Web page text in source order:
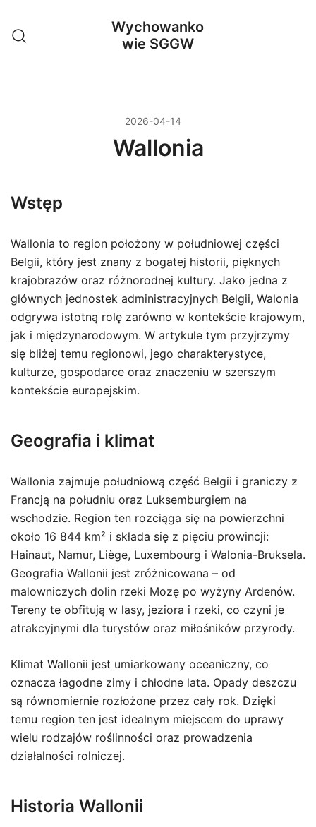
treści
Wychowanko
wie SGGW
2026-04-14
Wallonia
Wstęp
Wallonia to region położony w południowej części
Belgii, który jest znany z bogatej historii, pięknych
krajobrazów oraz różnorodnej kultury. Jako jedna z
głównych jednostek administracyjnych Belgii, Walonia
odgrywa istotną rolę zarówno w kontekście krajowym,
jak i międzynarodowym. W artykule tym przyjrzymy
się bliżej temu regionowi, jego charakterystyce,
kulturze, gospodarce oraz znaczeniu w szerszym
kontekście europejskim.
Geografia i klimat
Wallonia zajmuje południową część Belgii i graniczy z
Francją na południu oraz Luksemburgiem na
wschodzie. Region ten rozciąga się na powierzchni
około 16 844 km² i składa się z pięciu prowincji:
Hainaut, Namur, Liège, Luxembourg i Walonia-Bruksela.
Geografia Wallonii jest zróżnicowana – od
malowniczych dolin rzeki Mozę po wyżyny Ardenów.
Tereny te obfitują w lasy, jeziora i rzeki, co czyni je
atrakcyjnymi dla turystów oraz miłośników przyrody.
Klimat Wallonii jest umiarkowany oceaniczny, co
oznacza łagodne zimy i chłodne lata. Opady deszczu
są równomiernie rozłożone przez cały rok. Dzięki
temu region ten jest idealnym miejscem do uprawy
wielu rodzajów roślinności oraz prowadzenia
działalności rolniczej.
Historia Wallonii